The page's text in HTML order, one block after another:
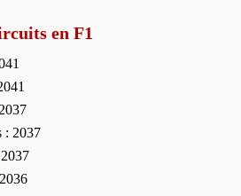
en F1
: 2037